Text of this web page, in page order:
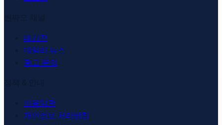
매거진
데일리 뉴스
광고 문의
이용약관
개인정보 처리방침